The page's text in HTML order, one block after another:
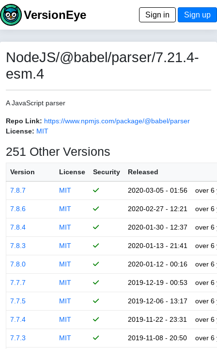
VersionEye Sign in Sign up
NodeJS/@babel/parser/7.21.4-
esm.4
A JavaScript parser
Repo Link: https://www.npmjs.com/package/@babel/parser
License: MIT
251 Other Versions
Version License Security Released
7.8.7 MIT 2020-03-05 - 01:56 over 6
7.8.6 MIT 2020-02-27 - 12:21 over 6
7.8.4 MIT 2020-01-30 - 12:37 over 6
7.8.3 MIT 2020-01-13 - 21:41 over 6
7.8.0 MIT 2020-01-12 - 00:16 over 6
7.7.7 MIT 2019-12-19 - 00:53 over 6
7.7.5 MIT 2019-12-06 - 13:17 over 6
7.7.4 MIT 2019-11-22 - 23:31 over 6
7.7.3 MIT 2019-11-08 - 20:50 over 6